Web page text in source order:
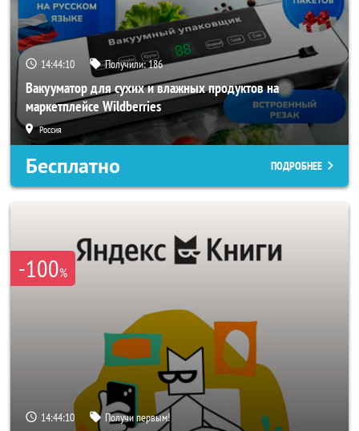
14:44:08 Получили:186
Вакууматор для сухих и влажных продуктов на
маркетплейсе Wildberries
Россия
Бесплатно ПОДРОБНЕЕ
-100%
14:44:08 Получи первым!